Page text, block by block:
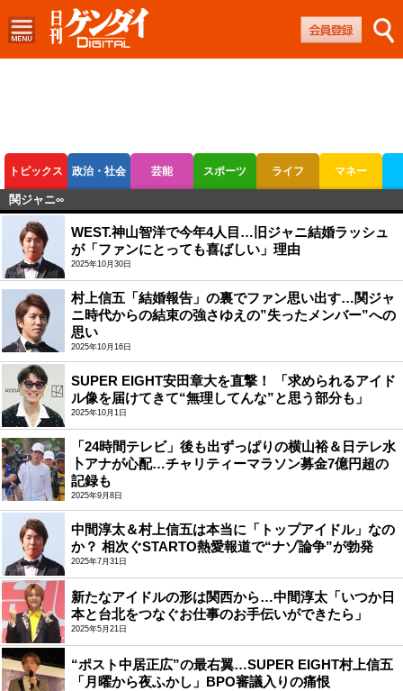
トピックス 政治・社会 芸能 スポーツ ライフ マネー
ボートレース
関ジャニ∞
WEST.神山智洋で今年4人目…旧ジャニ結婚ラッシュ
が「ファンにとっても喜ばしい」理由
2025年10月30日
村上信五「結婚報告」の裏でファン思い出す…関ジャ
ニ時代からの結束の強さゆえの”失ったメンバー”への
思い
2025年10月16日
SUPER EIGHT安田章大を直撃！ 「求められるアイド
ル像を届けてきて“無理してんな”と思う部分も」
2025年10月1日
「24時間テレビ」後も出ずっぱりの横山裕＆日テレ水
卜アナが心配…チャリティーマラソン募金7億円超の
記録も
2025年9月8日
中間淳太＆村上信五は本当に「トップアイドル」なの
か？ 相次ぐSTARTO熱愛報道で“ナゾ論争”が勃発
2025年7月31日
新たなアイドルの形は関西から…中間淳太「いつか日
本と台北をつなぐお仕事のお手伝いができたら」
2025年5月21日
“ポスト中居正広”の最右翼…SUPER EIGHT村上信五
「月曜から夜ふかし」BPO審議入りの痛恨